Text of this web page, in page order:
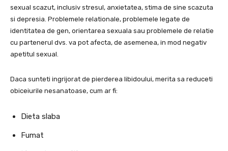
sexual scazut, inclusiv stresul, anxietatea, stima de sine scazuta
si depresia. Problemele relationale, problemele legate de
identitatea de gen, orientarea sexuala sau problemele de relatie
cu partenerul dvs. va pot afecta, de asemenea, in mod negativ
apetitul sexual.
Daca sunteti ingrijorat de pierderea libidoului, merita sa reduceti
obiceiurile nesanatoase, cum ar fi:
Dieta slaba
Fumat